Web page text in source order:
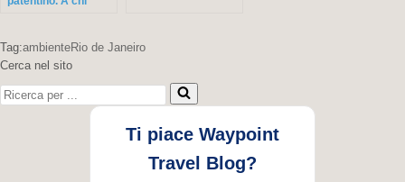
Tag:ambienteRio de Janeiro
Cerca nel sito
Ricerca
per
Ti piace Waypoint
Travel Blog?